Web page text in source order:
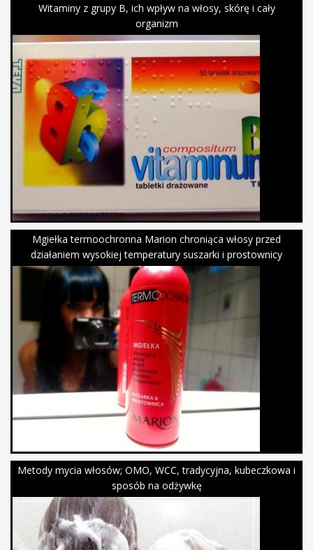
Witaminy z grupy B, ich wpływ na włosy, skórę i cały
organizm
Mgiełka termoochronna Marion chroniąca włosy przed
działaniem wysokiej temperatury suszarki i prostownicy
Metody mycia włosów; OMO, WCC, tradycyjna, kubeczkowa i
sposób na odżywkę